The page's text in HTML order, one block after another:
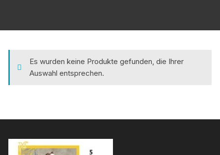
Es wurden keine Produkte gefunden, die Ihrer
Auswahl entsprechen.